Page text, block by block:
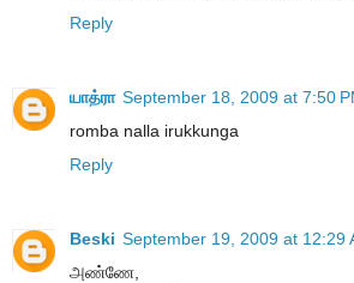
Reply
யாத்ரா September 18, 2009 at 7:50
romba nalla irukkunga
Reply
Beski September 19, 2009 at 12:29
அண்ணே,